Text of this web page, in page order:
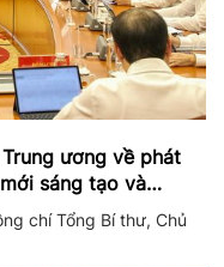
ương về phát
sáng tạo và
chí Tổng Bí thư, Chủ